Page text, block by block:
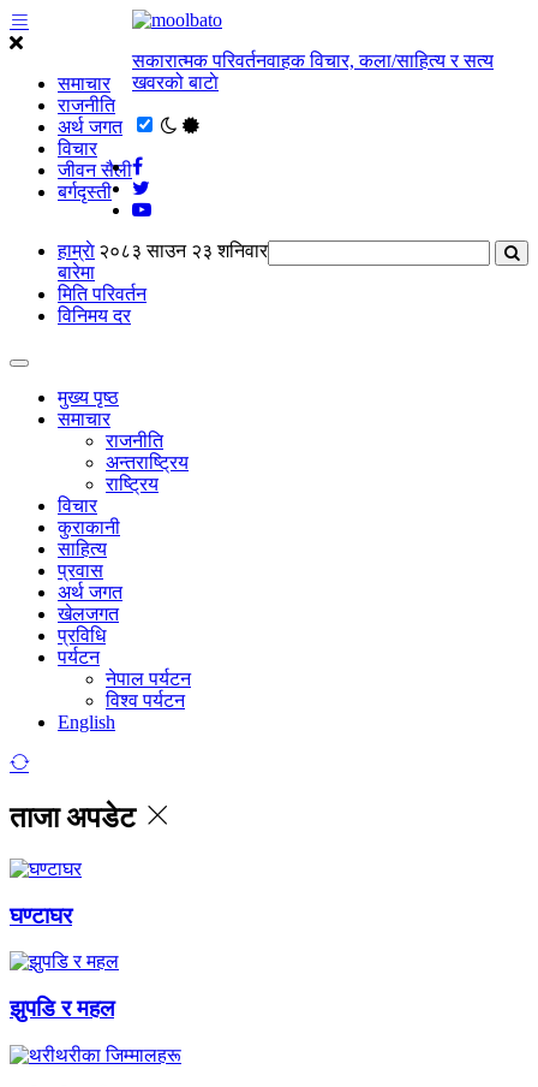
समाचार
राजनीति
अर्थ जगत
विचार
जीवन सैली
बर्गदृस्ती
सकारात्मक परिवर्तनवाहक विचार, कला/साहित्य र सत्य
खवरको बाटाे
२०८३ साउन २३ शनिवार
हाम्राे
बारेमा
मिति परिवर्तन
विनिमय दर
मुख्य पृष्ठ
समाचार
राजनीति
अन्तराष्ट्रिय
राष्ट्रिय
विचार
कुराकानी
साहित्य
प्रवास
अर्थ जगत
खेलजगत
प्रविधि
पर्यटन
नेपाल पर्यटन
विश्व पर्यटन
English
ताजा अपडेट
घण्टाघर
झुपडि र महल